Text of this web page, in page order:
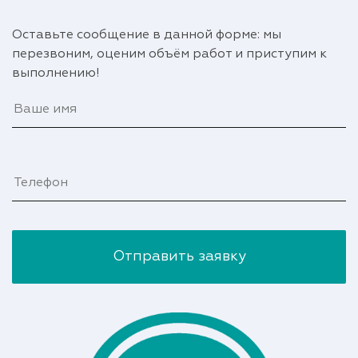
Оставьте сообщение в данной форме: мы
перезвоним, оценим объём работ и приступим к
выполнению!